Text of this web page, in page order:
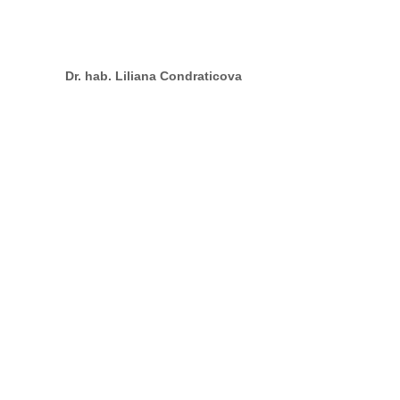
Dr. hab. Liliana Condraticova